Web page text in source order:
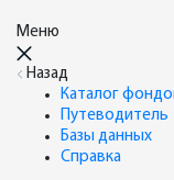
Меню
Назад
Каталог
Путеводитель
Базы данных
Справка